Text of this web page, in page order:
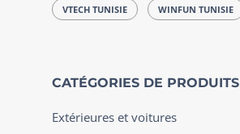
VTECH TUNISIE WINFUN TUNISIE
CATÉGORIES DE PRODUITS
Extérieures et voitures